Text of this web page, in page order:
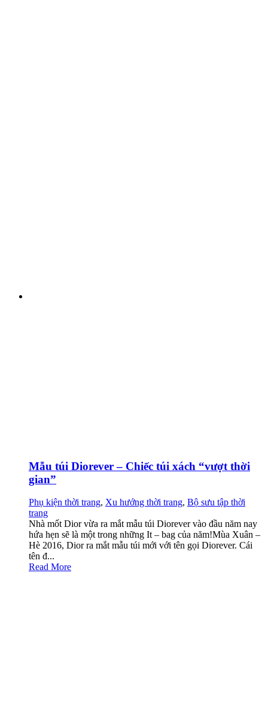
Mẫu túi Diorever – Chiếc túi xách “vượt thời
gian”
Phụ kiện thời trang, Xu hướng thời trang, Bộ sưu tập thời
trang
Nhà mốt Dior vừa ra mắt mẫu túi Diorever vào đầu năm nay
hứa hẹn sẽ là một trong những It – bag của năm!Mùa Xuân –
Hè 2016, Dior ra mắt mẫu túi mới với tên gọi Diorever. Cái
tên đ...
Read More